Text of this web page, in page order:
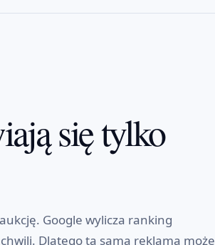
się tylko
Google wylicza ranking
Dlatego ta sama reklama może